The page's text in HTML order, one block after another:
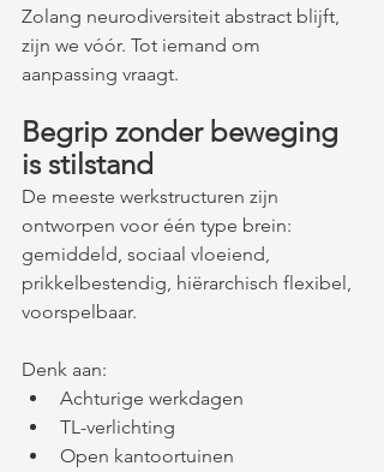
Zolang neurodiversiteit abstract blijft,
zijn we vóór. Tot iemand om
aanpassing vraagt.
Begrip zonder beweging
is stilstand
De meeste werkstructuren zijn
ontworpen voor één type brein:
gemiddeld, sociaal vloeiend,
prikkelbestendig, hiërarchisch flexibel,
voorspelbaar.
Denk aan:
Achturige werkdagen
TL-verlichting
Open kantoortuinen